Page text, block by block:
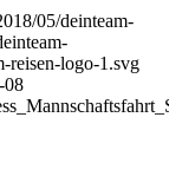
05/deinteam-
reisen-logo-1.svg
08